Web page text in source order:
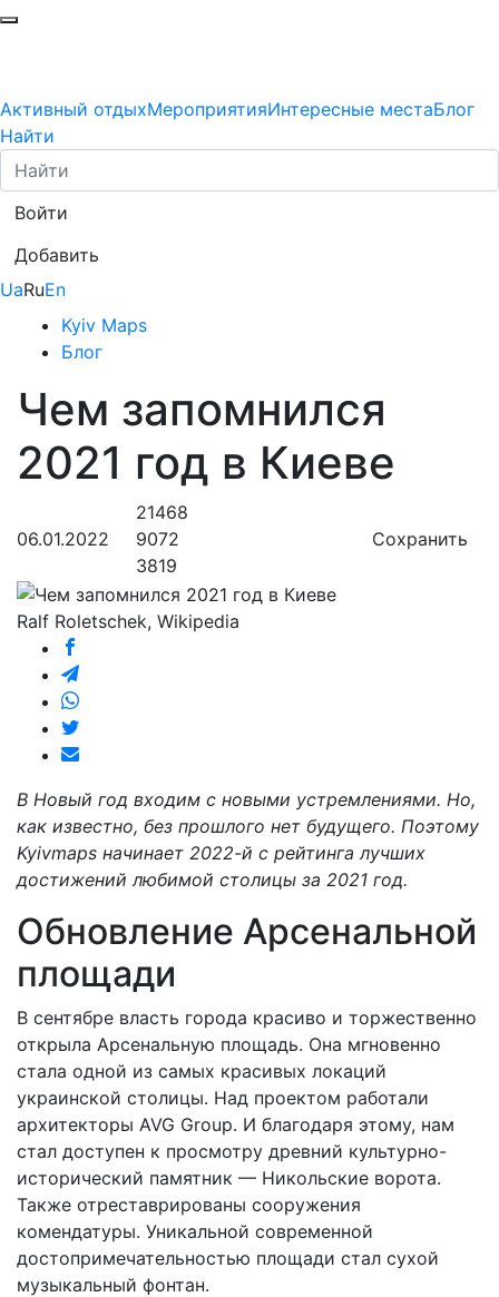
Активный отдыхМероприятияИнтересные местаБлог
Найти
Войти
Добавить
UaRuEn
Kyiv Maps
Блог
Чем запомнился
2021 год в Киеве
06.01.2022
21468
9072
3819
Сохранить
Ralf Roletschek, Wikipedia
В Новый год входим с новыми устремлениями. Но,
как известно, без прошлого нет будущего. Поэтому
Kyivmaps начинает 2022-й с рейтинга лучших
достижений любимой столицы за 2021 год.
Обновление Арсенальной
площади
В сентябре власть города красиво и торжественно
открыла Арсенальную площадь. Она мгновенно
стала одной из самых красивых локаций
украинской столицы. Над проектом работали
архитекторы AVG Group. И благодаря этому, нам
стал доступен к просмотру древний культурно-
исторический памятник — Никольские ворота.
Также отреставрированы сооружения
комендатуры. Уникальной современной
достопримечательностью площади стал сухой
музыкальный фонтан.